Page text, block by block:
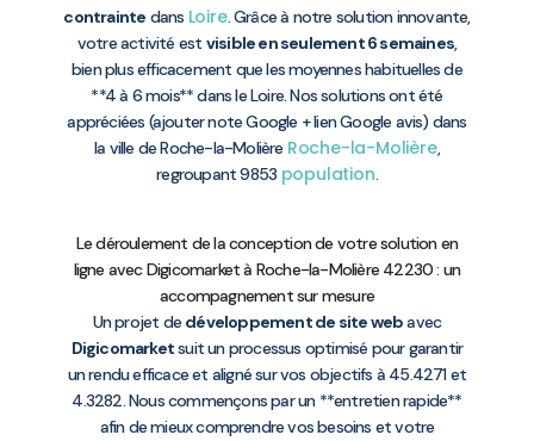
contrainte dans Loire. Grâce à notre solution innovante,
votre activité est visible en seulement 6 semaines,
bien plus efficacement que les moyennes habituelles de
**4 à 6 mois** dans le Loire. Nos solutions ont été
appréciées (ajouter note Google + lien Google avis) dans
la ville de Roche-la-Molière Roche-la-Molière,
regroupant 9853 population.
Le déroulement de la conception de votre solution en
ligne avec Digicomarket à Roche-la-Molière 42230 : un
accompagnement sur mesure
Un projet de développement de site webavec
Digicomarketsuit un processus optimisé pour garantir
un rendu efficace et aligné sur vos objectifs à 45.4271 et
4.3282. Nous commençons par un **entretien rapide**
afin de mieux comprendre vos besoins et votre